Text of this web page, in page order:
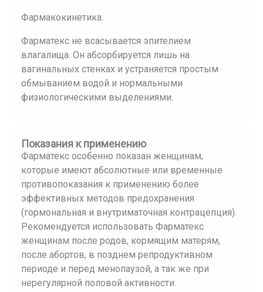
Фармакокинетика:
Фарматекс не всасывается эпителием
влагалища. Он абсорбируется лишь на
вагинальных стенках и устраняется простым
обмыванием водой и нормальными
физиологическими выделениями.
Показания к применению
Фарматекс особенно показан женщинам,
которые имеют абсолютные или временные
противопоказания к применению более
эффективных методов предохранения
(гормональная и внутриматочная контрацепция).
Рекомендуется использовать Фарматекс
женщинам после родов, кормящим матерям,
после абортов, в позднем репродуктивном
периоде и перед менопаузой, а так же при
нерегулярной половой активности.